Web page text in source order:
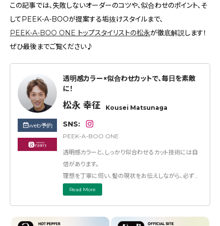
この記事では、失敗しないオーダーのコツや、似合わせのポイント、そ
してPEEK-A-BOOが提案する垢抜けスタイルまで、
PEEK-A-BOO ONE トップスタイリストの松永が徹底解説します！
ぜひ最後までご覧ください♪
web予約
透明感カラー×似合わせカットで、毎日を素敵
に！
松永 幸征 Kousei Matsunaga
SNS:
PEEK-A-BOO ONE
透明感カラーと、しっかり似合わせるカット技術には自
信があります。
理想を丁寧に伺い、髪の現状をお伝えしながら、必ず最
高の仕上がりをご提案します。
Read More